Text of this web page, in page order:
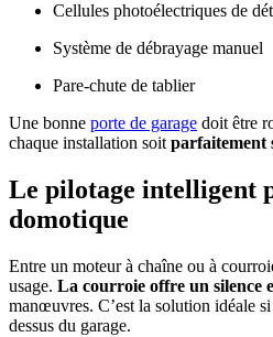
Cellules photoélectriques de
Système de débrayage manuel
Pare-chute de tablier
Une bonne porte de garage doit être
chaque installation soitparfaitement
Le pilotage intelligent
domotique
Entre un moteur à chaîne ou à
usage. La courroie offre un silence
manœuvres. C’est la solution idéale
dessus du garage.